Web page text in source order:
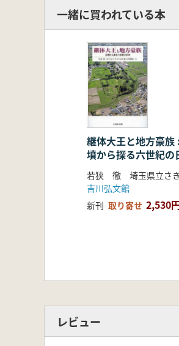
7 宇曽川流
1 天野川流
2 大原・長
3 伊吹山地
4 大和政権
5 桜内遺跡
6 伊香郡南
7 伊香郡南
8 長浜平野
9 米原市三
第4章 湖西の
1 古代北陸
一緒に買われている本
継体大王と地方豪族
墳から探る六世紀の
吉川弘文館
新刊 取り寄せ 2,530
レビュー